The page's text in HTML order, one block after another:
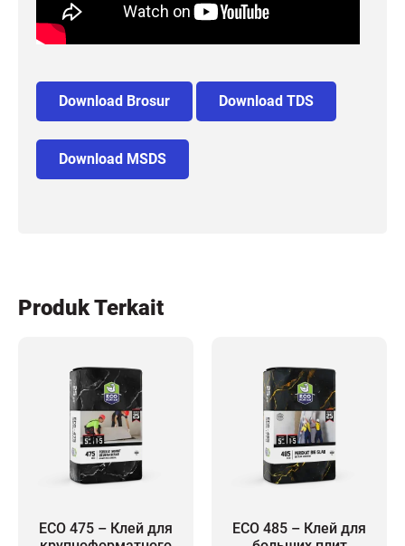
Download Brosur Download TDS
Download MSDS
Produk Terkait
ECO 475 – Клей для
ECO 485 – Клей для